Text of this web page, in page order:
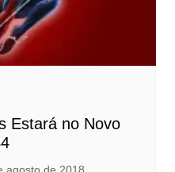
Estará no Novo
agosto de 2018